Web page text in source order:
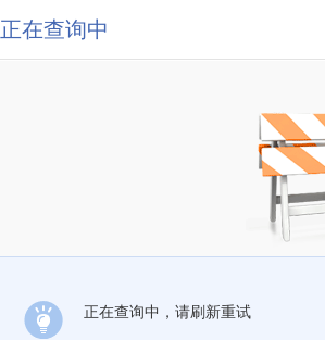
正在查询中
正在查询中，请刷新重试